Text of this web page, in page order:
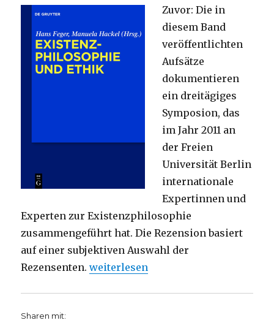
Zuvor: Die in
diesem Band
veröffentlichten
Aufsätze
dokumentieren
ein dreitägiges
Symposion, das
im Jahr 2011 an
der Freien
Universität Berlin
internationale
Expertinnen und
Experten zur Existenzphilosophie
zusammengeführt hat. Die Rezension basiert
auf einer subjektiven Auswahl der
Rezensenten.„Welche Ethik folgt aus der
weiterlesen
Sharen mit: